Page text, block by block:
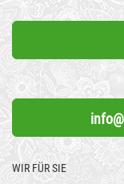
WIR FÜR SIE